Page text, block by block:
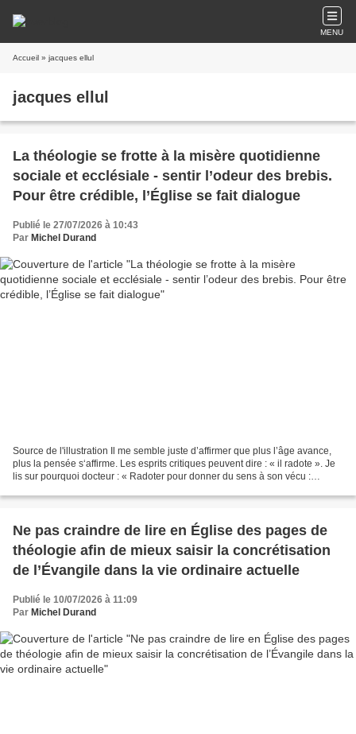
MENU
Accueil » jacques ellul
jacques ellul
La théologie se frotte à la misère quotidienne
sociale et ecclésiale - sentir l’odeur des brebis.
Pour être crédible, l’Église se fait dialogue
Publié le 27/07/2026 à 10:43
Par Michel Durand
Source de l'illustration Il me semble juste d’affirmer que plus l’âge avance,
plus la pensée s‘affirme. Les esprits critiques peuvent dire : « il radote ». Je
lis sur pourquoi docteur : « Radoter pour donner du sens à son vécu :
Ne pas craindre de lire en Église des pages de
théologie afin de mieux saisir la concrétisation
de l’Évangile dans la vie ordinaire actuelle
Publié le 10/07/2026 à 11:09
Par Michel Durand